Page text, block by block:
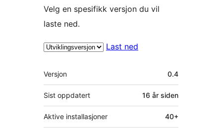
Velg en spesifikk versjon du vil
laste ned.
Last ned
Meta
Versjon 0.4
Sist oppdatert 16 år siden
Aktive installasjoner 40+